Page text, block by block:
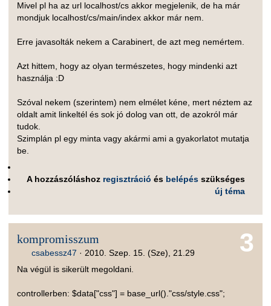
Mivel pl ha az url localhost/cs akkor megjelenik, de ha már
mondjuk localhost/cs/main/index akkor már nem.
Erre javasolták nekem a Carabinert, de azt meg nemértem.
Azt hittem, hogy az olyan természetes, hogy mindenki azt
használja :D
Szóval nekem (szerintem) nem elmélet kéne, mert néztem az
oldalt amit linkeltél és sok jó dolog van ott, de azokról már
tudok.
Szimplán pl egy minta vagy akármi ami a gyakorlatot mutatja
be.
A hozzászóláshoz regisztráció és belépés szükséges
új téma
3
kompromisszum
csabessz47 · 2010. Szep. 15. (Sze), 21.29
Na végül is sikerült megoldani.
controllerben: $data["css"] = base_url()."css/style.css";